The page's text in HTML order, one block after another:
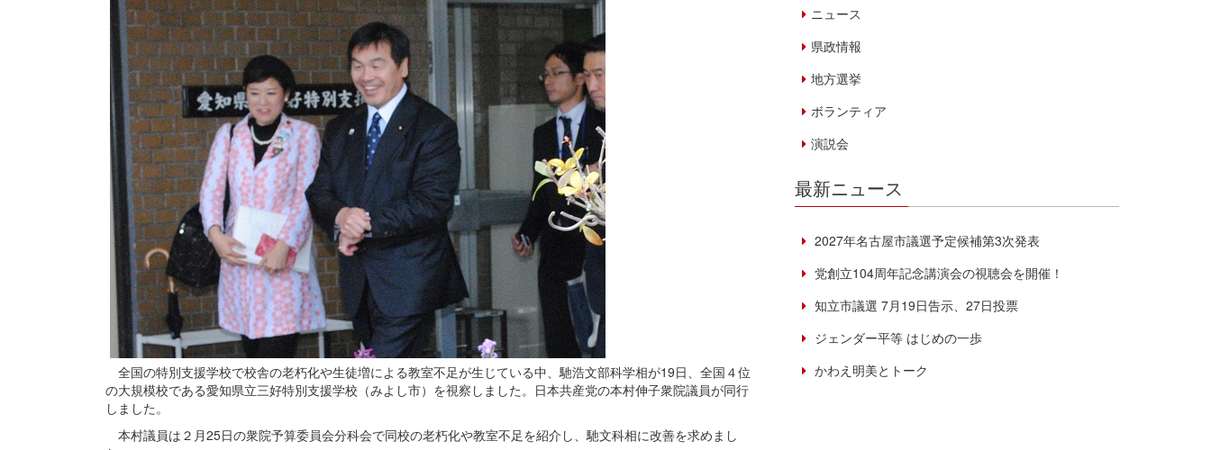
全国の特別支援学校で校舎の老朽化や生徒増による教室不足が生じている中、馳浩文部科学相が19日、全国４位
の大規模校である愛知県立三好特別支援学校（みよし市）を視察しました。日本共産党の本村伸子衆院議員が同行
しました。
本村議員は２月25日の衆院予算委員会分科会で同校の老朽化や教室不足を紹介し、馳文科相に改善を求めまし
ニュース
県政情報
地方選挙
ボランティア
演説会
最新ニュース
2027年名古屋市議選予定候補第3次発表
党創立104周年記念講演会の視聴会を開催！
知立市議選 7月19日告示、27日投票
ジェンダー平等 はじめの一歩
かわえ明美とトーク